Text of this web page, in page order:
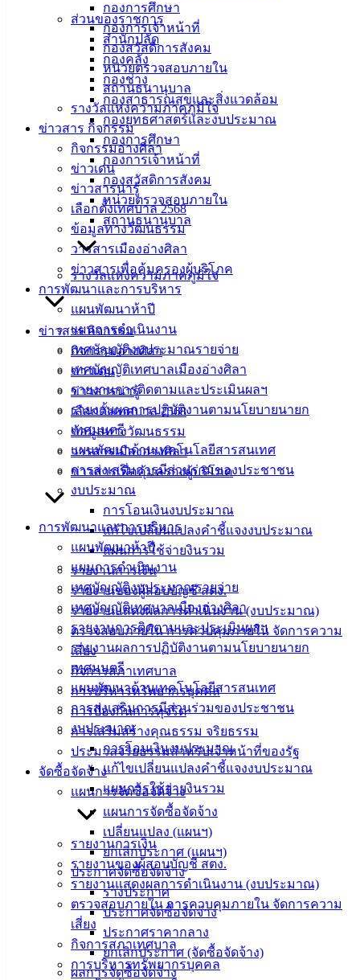
กองการศึกษา
กองการเจ้าหน้าที่
กองสวัสดิการสังคม
หน่วยตรวจสอบภายใน
สถานธนานุบาล
รางวัลแห่งความภาคภูมิใจ
ข่าวสาร กิจกรรม
กิจกรรมอ่างศิลา
ข่าวเด่น
ข่าวสารน่ารู้
เลือกตั้งเทศบาล 2568
ข้อมูลทางวัฒนธรรม
วารสารเมืองอ่างศิลา
ข่าวสารเพื่อคุ้มครองผู้บริโภค
การพัฒนาและการบริหาร
แผนพัฒนาห้าปี
แผนการดำเนินงาน
เทศบัญญัติงบประมาณรายจ่าย
เทศบัญญัติเทศบาลเมืองอ่างศิลา
รายงานการติดตามและประเมินผลฯ
รายงานผลการปฏิบัติงานตามนโยบายนายก
เทศมนตรี
แผนพัฒนาด้านเทคโนโลยีสารสนเทศ
การส่งเสริมการมีส่วนร่วมของประชาชน
งบประมาณ
การโอนเงินงบประมาณ
แก้ไขเปลี่ยนแปลงคำชี้แจงงบประมาณ
แผนการใช้จ่ายงินรวม
รายงานการเงิน
รายงานของผู้สอบบัญชี สตง.
รายงานแสดงผลการดำเนินงาน (งบประมาณ)
ตรวจสอบภายใน การควบคุมภายใน จัดการความ
เสี่ยง
กิจการสภาเทศบาล
การบริหารทรัพยากรบุคคล
การป้องกันการทุจริต
การเสริมสร้างคุณธรรม จริยธรรม
ประมวลจริยธรรมสำหรับเจ้าหน้าที่ของรัฐ
จัดซื้อจัดจ้าง
แผนการจัดซื้อจัดจ้าง
แผนการจัดซื้อจัดจ้าง
เปลี่ยนแปลง (แผนฯ)
ยกเลิกประกาศ (แผนฯ)
ประกาศจัดซื้อจัดจ้าง
ร่างประกาศ
ประกาศจัดซื้อจัดจ้าง
ประกาศราคากลาง
ยกเลิกประกาศ (จัดซื้อจัดจ้าง)
ผลการจัดซื้อจัดจ้าง
ส่วนของราชการ
สำนักปลัด
กองคลัง
กองช่าง
กองสาธารณสุขและสิ่งแวดล้อม
กองยุทธศาสตร์และงบประมาณ
กองการศึกษา
กองการเจ้าหน้าที่
กองสวัสดิการสังคม
หน่วยตรวจสอบภายใน
สถานธนานุบาล
รางวัลแห่งความภาคภูมิใจ
ข่าวสาร กิจกรรม
กิจกรรมอ่างศิลา
ข่าวเด่น
ข่าวสารน่ารู้
เลือกตั้งเทศบาล 2568
ข้อมูลทางวัฒนธรรม
วารสารเมืองอ่างศิลา
ข่าวสารเพื่อคุ้มครองผู้บริโภค
การพัฒนาและการบริหาร
แผนพัฒนาห้าปี
แผนการดำเนินงาน
เทศบัญญัติงบประมาณรายจ่าย
เทศบัญญัติเทศบาลเมืองอ่างศิลา
รายงานการติดตามและประเมินผลฯ
รายงานผลการปฏิบัติงานตามนโยบายนายก
เทศมนตรี
แผนพัฒนาด้านเทคโนโลยีสารสนเทศ
การส่งเสริมการมีส่วนร่วมของประชาชน
งบประมาณ
การโอนเงินงบประมาณ
แก้ไขเปลี่ยนแปลงคำชี้แจงงบประมาณ
แผนการใช้จ่ายงินรวม
รายงานการเงิน
รายงานของผู้สอบบัญชี สตง.
รายงานแสดงผลการดำเนินงาน (งบประมาณ)
ตรวจสอบภายใน การควบคุมภายใน จัดการความ
เสี่ยง
กิจการสภาเทศบาล
การบริหารทรัพยากรบุคคล
อ่างศิลา 90/338
อ.เมือง จ.ชลบุรี
038-
142-100-104
บริการ
ประชาชน
ดาวน์โหลด
แบบ
ฟอร์ม,
เอกสาร
คู่มือ
สำหรับ
ประชาชน/
คู่มือการ
ปฏิบัติ
งาน
ข่าวสาร
น่ารู้
ศุนย์
ข้อมูล
ข่าวสาร
อิเล็กทรอนิกส์
ความรู้
(Knowledge
Management)
เทศบาล
สายตรง
ประวัติ
หัวหน้า
ส่วน
ราชการ
สภา
เทศบาล
สงวนลิขสิทธิ์ © 2563 เทศบาลเมืองอ่างศิลา จังหวัดชลบุรี |
angsilacity.go.th | Powered byBuuscript